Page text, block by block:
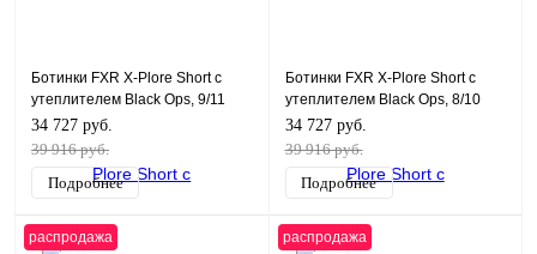
Ботинки FXR X-Plore Short с
утеплителем Black Ops, 9/11
34 727 руб.
39 916 руб.
Подробнее
Ботинки FXR X-Plore Short с
утеплителем Black Ops, 8/10
34 727 руб.
39 916 руб.
Подробнее
распродажа распродажа